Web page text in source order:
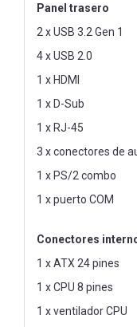
Panel trasero
2 x USB 3.2 Gen 1
4 x USB 2.0
1 x HDMI
1 x D-Sub
1 x RJ-45
3 x conectores de
1 x PS/2 combo
1 x puerto COM
Conectores
1 x ATX 24 pines
1 x CPU 8 pines
1 x ventilador CPU